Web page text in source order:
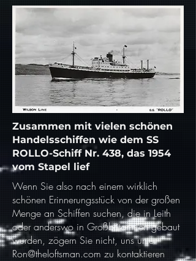
Zusammen mit vielen schönen
Handelsschiffen wie dem SS
ROLLO-Schiff Nr. 438, das 1954
vom Stapel lief
Wenn Sie also nach einem wirklich
schönen Erinnerungsstück von der großen
Menge an Schiffen suchen, die in Leith
oder anderswo in Großbritannien gebaut
wurden, zögern Sie nicht, uns unter
Ron@theloftsman.com zu kontaktieren